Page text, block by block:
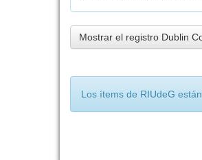
Mostrar el registro Dublin
Los ítems de RIUdeG